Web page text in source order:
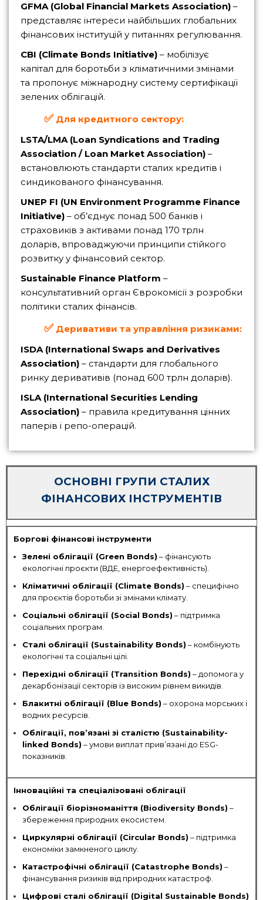
GFMA (Global Financial Markets Association) –
представляє інтереси найбільших глобальних
фінансових інституцій у питаннях регулювання.
CBI (Climate Bonds Initiative) – мобілізує
капітал для боротьби з кліматичними змінами
та пропонує міжнародну систему сертифікації
зелених облігацій.
✅Для кредитного сектору:
LSTA/LMA (Loan Syndications and Trading
Association / Loan Market Association) –
встановлюють стандарти сталих кредитів і
синдикованого фінансування.
UNEP FI (UN Environment Programme Finance
Initiative) – об’єднує понад 500 банків і
страховиків з активами понад 170 трлн
доларів, впроваджуючи принципи стійкого
розвитку у фінансовий сектор.
Sustainable Finance Platform –
консультативний орган Єврокомісії з розробки
політики сталих фінансів.
✅Деривативи та управління ризиками:
ISDA (International Swaps and Derivatives
Association) – стандарти для глобального
ринку деривативів (понад 600 трлн доларів).
ISLA (International Securities Lending
Association) – правила кредитування цінних
паперів і репо-операцій.
ОСНОВНІ ГРУПИ СТАЛИХ
ФІНАНСОВИХ ІНСТРУМЕНТІВ
Боргові фінансові інструменти
Зелені облігації (Green Bonds) – фінансують
екологічні проєкти (ВДЕ, енергоефективність).
Кліматичні облігації (Climate Bonds) – специфічно
для проєктів боротьби зі змінами клімату.
Соціальні облігації (Social Bonds) – підтримка
соціальних програм.
Сталі облігації (Sustainability Bonds) – комбінують
екологічні та соціальні цілі.
Перехідні облігації (Transition Bonds) – допомога у
декарбонізації секторів із високим рівнем викидів.
Блакитні облігації (Blue Bonds) – охорона морських і
водних ресурсів.
Облігації, пов’язані зі сталістю (Sustainability-
linked Bonds) – умови виплат прив’язані до ESG-
показників.
Інноваційні та спеціалізовані облігації
Облігації біорізноманіття (Biodiversity Bonds) –
збереження природних екосистем.
Циркулярні облігації (Circular Bonds) – підтримка
економіки замкненого циклу.
Катастрофічні облігації (Catastrophe Bonds) –
фінансування ризиків від природних катастроф.
Цифрові сталі облігації (Digital Sustainable Bonds)